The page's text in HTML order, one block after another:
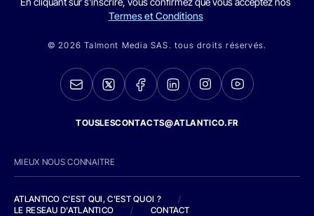
Termes et Conditions
© 2026 Talmont Media SAS. tous droits réservés.
TOUSLESCONTACTS@ATLANTICO.FR
MIEUX NOUS CONNAITRE
ATLANTICO C'EST QUI, C'EST QUOI ?
/
LE RESEAU D'ATLANTICO
/ CONTACT